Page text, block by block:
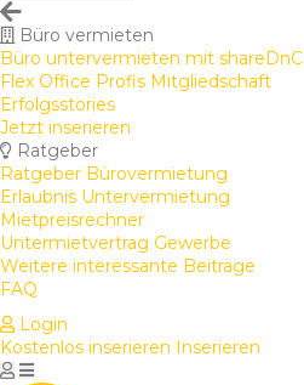
Büro vermieten
Büro untervermieten mit shareDnC
Flex Office Profis Mitgliedschaft
Erfolgsstories
Jetzt inserieren
Ratgeber
Ratgeber Bürovermietung
Erlaubnis Untervermietung
Mietpreisrechner
Untermietvertrag Gewerbe
Weitere interessante Beiträge
FAQ
Login
Kostenlos inserieren Inserieren